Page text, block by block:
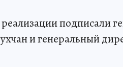
подписали
и генеральный